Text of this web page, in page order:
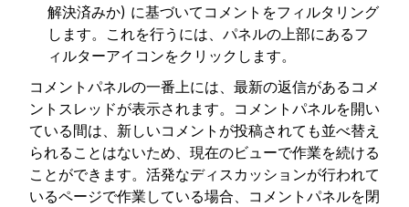
解決済みか) に基づいてコメントをフィルタリング
します。これを行うには、パネルの上部にあるフ
ィルターアイコンをクリックします。
コメントパネルの一番上には、最新の返信があるコメ
ントスレッドが表示されます。コメントパネルを開い
ている間は、新しいコメントが投稿されても並べ替え
られることはないため、現在のビューで作業を続ける
ことができます。活発なディスカッションが行われて
いるページで作業している場合、コメントパネルを閉